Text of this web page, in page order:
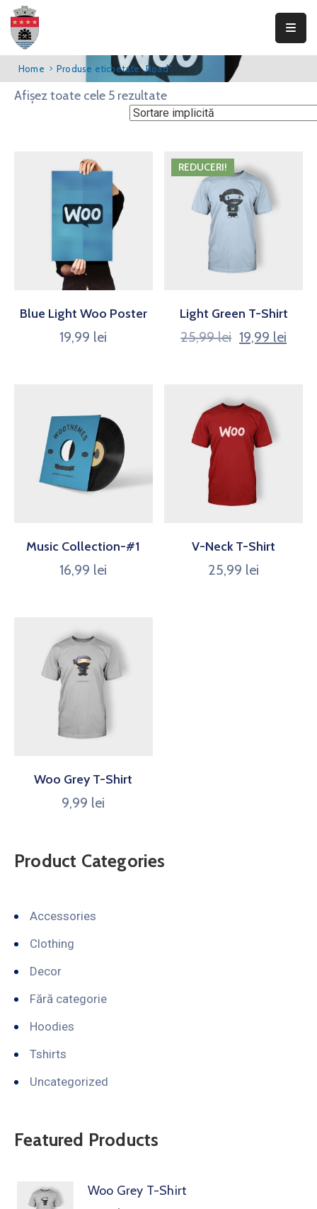
Primăria
Teliucu
Inferior
Integritate
Home Produse etichetate „Road”
Afișez toate cele 5 rezultate
Blue Light Woo Poster
19,99 lei
REDUCERI!
Light Green T-Shirt
25,99lei 19,99 lei
Music Collection-#1
16,99 lei
V-Neck T-Shirt
25,99 lei
Woo Grey T-Shirt
9,99 lei
Product Categories
Accessories
Clothing
Decor
Fără categorie
Hoodies
Tshirts
Uncategorized
Featured Products
Woo Grey T-Shirt